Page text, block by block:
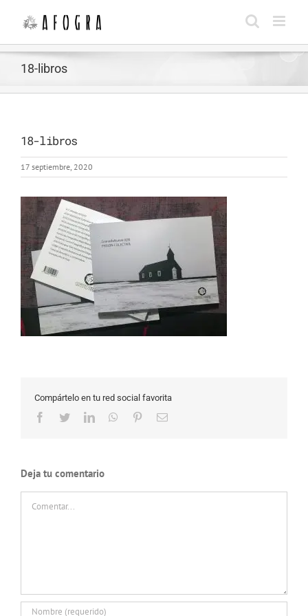
contenido
18-libros
18-libros
17 septiembre, 2020
Compártelo en tu red social favorita
Facebook
TwitterLinkedInWhatsApp
PinterestCorreo
Deja tu comentario